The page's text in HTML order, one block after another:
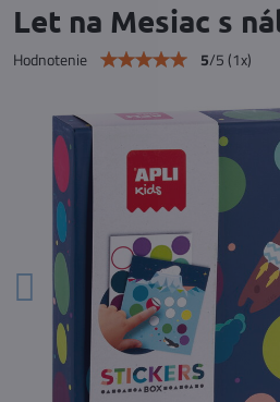
Let na Mesiac s
Hodnotenie 5/5(1x)